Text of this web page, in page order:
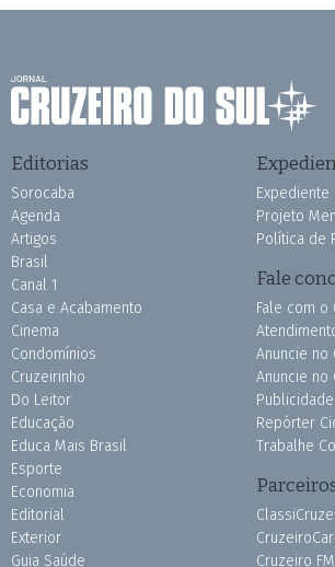
Editorias
Sorocaba
Agenda
Artigos
Brasil
Canal 1
Casa e Acabamento
Cinema
Condomínios
Cruzeirinho
Do Leitor
Educação
Educa Mais Brasil
Esporte
Economia
Editorial
Exterior
Guia Saúde
Expediente
Projeto
Política de
Fale
Fale com o
Anuncie no
Anuncie no
Repórter
Trabalhe
Cruzeiro